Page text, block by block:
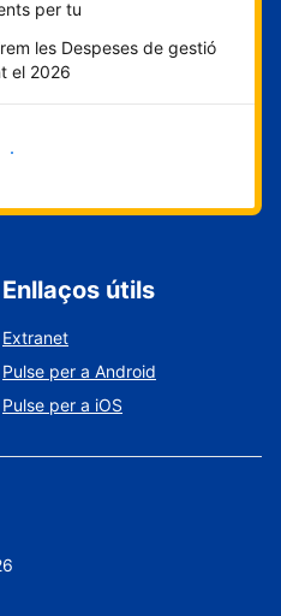
per tu
les Despeses de gestió
el 2026
ara
Enllaços útils
Extranet
Pulse per a Android
Pulse per a iOS